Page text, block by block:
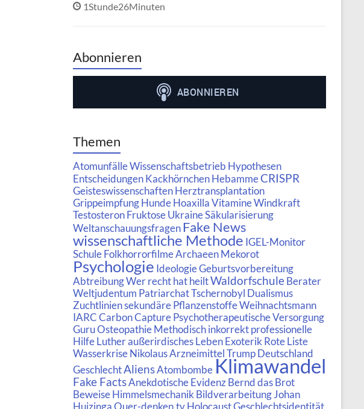
1Stunde26Minuten
Abonnieren
Themen
AtomunfälleWissenschaftsbetrieb Hypothesen
EntscheidungenKackhörnchenHebammeCRISPR
GeisteswissenschaftenHerztransplantation
GrippeimpfungHundeHoaxillaVitamineWindkraft
TestosteronFruktoseUkraineSäkularisierung
Weltanschauungsfragen Fake News
wissenschaftliche Methode IGEL-Monitor
SchuleFolkhorrorfilmeArchaeenMekorot
Psychologie IdeologieGeburtsvorbereitung
AbtreibungWer recht hat heiltWaldorfschuleBerater
Weltjudentum PatriarchatTschernobyl Dualismus
Zuchtliniensekundäre PflanzenstoffeWeihnachtsmann
IARCCarbon CapturePsychotherapeutische Versorgung
GuruOsteopathieMethodisch inkorrektprofessionelle
HilfeLutheraußerirdisches LebenExoterikRote Liste
WasserkriseNikolausArzneimittelTrumpDeutschland
GeschlechtAliensAtombombe Klimawandel
Fake FactsAnekdotische EvidenzBernd das Brot
BeweiseHimmelsmechanikBildverarbeitungJohan